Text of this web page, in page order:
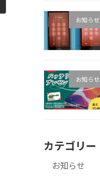
お知らせ
お知らせ
カテゴリー
お知らせ